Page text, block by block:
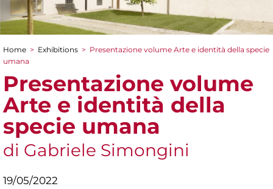
You are here
Home > Exhibitions > Presentazione volume Arte e identità della specie
umana
Presentazione volume
Arte e identità della
specie umana
di Gabriele Simongini
19/05/2022